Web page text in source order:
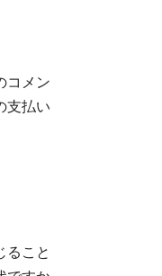
コメン
支払い
ること